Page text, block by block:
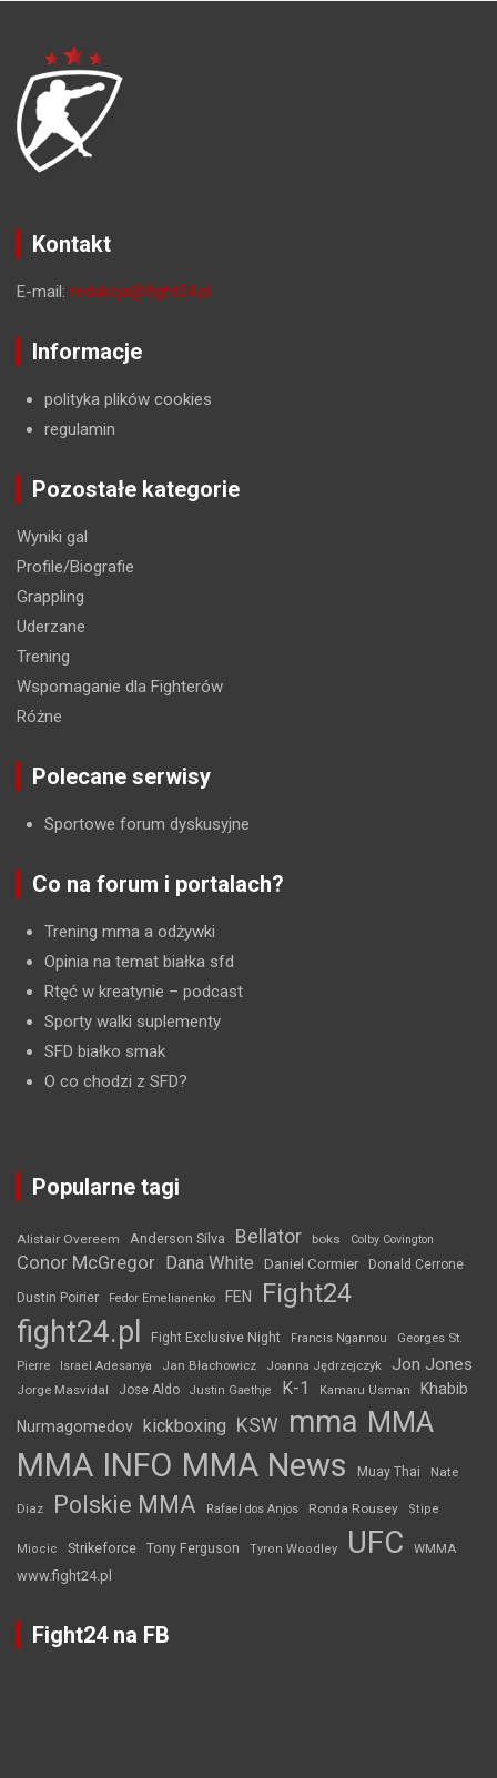
Kontakt
E-mail: redakcja@fight24.pl
Informacje
polityka plików cookies
regulamin
Pozostałe kategorie
Wyniki gal
Profile/Biografie
Grappling
Uderzane
Trening
Wspomaganie dla Fighterów
Różne
Polecane serwisy
Sportowe forum dyskusyjne
Co na forum i portalach?
Trening mma a odżywki
Opinia na temat białka sfd
Rtęć w kreatynie – podcast
Sporty walki suplementy
SFD białko smak
O co chodzi z SFD?
Popularne tagi
Alistair Overeem Anderson Silva Bellator boks Colby Covington
Conor McGregor Dana White Daniel Cormier Donald Cerrone
Dustin Poirier Fedor Emelianenko FEN Fight24
fight24.pl Fight Exclusive Night Francis Ngannou
Georges St.
Pierre
Israel Adesanya Jan Błachowicz Joanna Jędrzejczyk Jon Jones
Jorge Masvidal Jose Aldo Justin Gaethje K-1 Kamaru Usman Khabib
Nurmagomedov kickboxing KSW mma MMA
MMA INFO MMA News Muay Thai Nate
Diaz Polskie MMA Rafael dos Anjos Ronda Rousey Stipe
Miocic Strikeforce Tony Ferguson Tyron Woodley UFC WMMA
www.fight24.pl
Fight24 na FB